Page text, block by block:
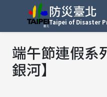
防災臺北
Taipei of Disaster
端午節連假系
銀河】